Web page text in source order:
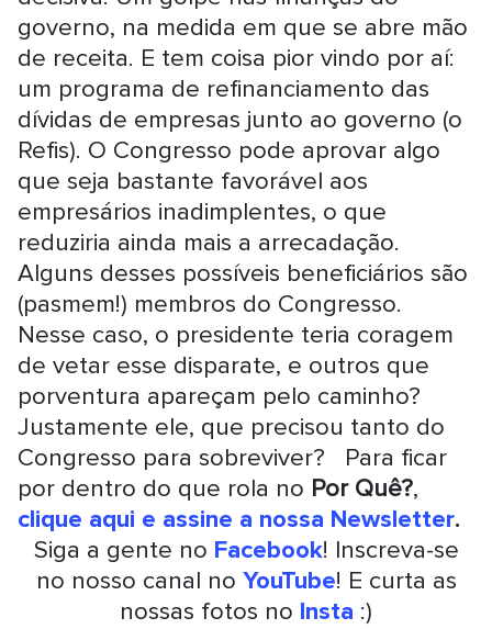
governo, na medida em que se abre mão
de receita. E tem coisa pior vindo por aí:
um programa de refinanciamento das
dívidas de empresas junto ao governo (o
Refis). O Congresso pode aprovar algo
que seja bastante favorável aos
empresários inadimplentes, o que
reduziria ainda mais a arrecadação.
Alguns desses possíveis beneficiários são
(pasmem!) membros do Congresso.
Nesse caso, o presidente teria coragem
de vetar esse disparate, e outros que
porventura apareçam pelo caminho?
Justamente ele, que precisou tanto do
Congresso para sobreviver? Para ficar
por dentro do que rola no Por Quê?,
clique aqui e assine a nossa Newsletter.
Siga a gente no Facebook! Inscreva-se
no nosso canal no YouTube! E curta as
nossas fotos no Insta :)